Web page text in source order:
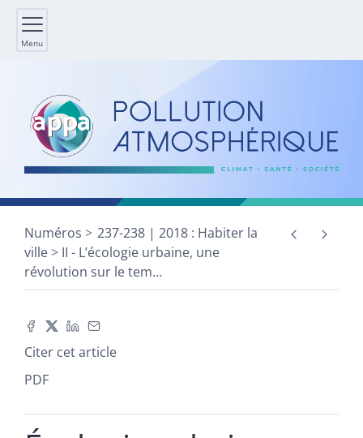
Menu
Numéros
237-238 | 2018 : Habiter la
ville
II - L’écologie urbaine, une
révolution sur le tem…
Citer cet article
PDF